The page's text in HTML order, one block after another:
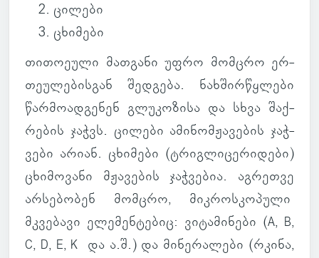
ცი­ლები
ცხი­მები
თი­თო­ე­ული მათ­განი უფრო მომცრო ერ­
თე­უ­ლე­ბის­გან შედ­გება. ნახ­შირ­წყლები
წარ­მო­ად­გე­ნენ გლუ­კო­ზისა და სხვა შაქ­
რე­ბის ჯაჭვს. ცი­ლები ამი­ნომ­ჟა­ვე­ბის ჯაჭ­
ვები არიან. ცხი­მები (ტრიგ­ლი­ცე­რი­დები)
ცხი­მო­ვანი მჟა­ვე­ბის ჯაჭ­ვე­ბია. აგ­რეთვე
არ­სე­ბო­ბენ მომცრო, მიკ­როს­კო­პული
მკვე­ბავი ელე­მენ­ტე­ბიც: ვი­ტა­მი­ნები (A, B,
C, D, E, K და ა.შ.) და მი­ნე­რა­ლები (რკინა,